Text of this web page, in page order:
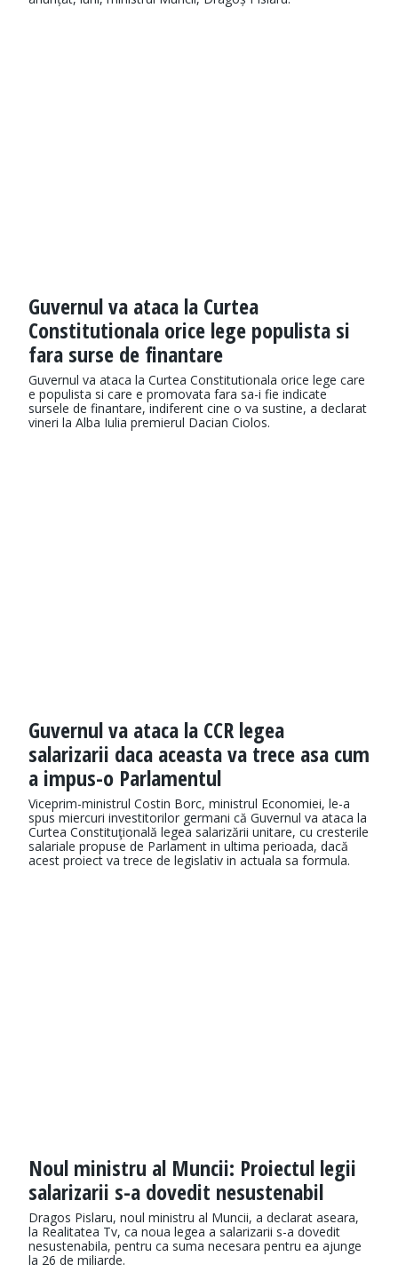
Guvernul va ataca la Curtea
Constitutionala orice lege populista si
fara surse de finantare
Guvernul va ataca la Curtea Constitutionala orice lege care
e populista si care e promovata fara sa-i fie indicate
sursele de finantare, indiferent cine o va sustine, a declarat
vineri la Alba Iulia premierul Dacian Ciolos.
Guvernul va ataca la CCR legea
salarizarii daca aceasta va trece asa cum
a impus-o Parlamentul
Viceprim-ministrul Costin Borc, ministrul Economiei, le-a
spus miercuri investitorilor germani că Guvernul va ataca la
Curtea Constituţională legea salarizării unitare, cu cresterile
salariale propuse de Parlament in ultima perioada, dacă
acest proiect va trece de legislativ in actuala sa formula.
Noul ministru al Muncii: Proiectul legii
salarizarii s-a dovedit nesustenabil
Dragos Pislaru, noul ministru al Muncii, a declarat aseara,
la Realitatea Tv, ca noua legea a salarizarii s-a dovedit
nesustenabila, pentru ca suma necesara pentru ea ajunge
la 26 de miliarde.